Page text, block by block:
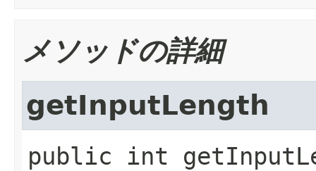
メソッドの詳細
getInputLength
public int